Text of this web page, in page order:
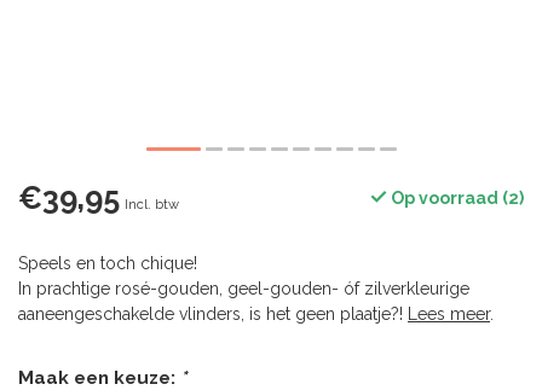
€39,95 Incl. btw Op voorraad (2)
Speels en toch chique!
In prachtige rosé-gouden, geel-gouden- óf zilverkleurige
aaneengeschakelde vlinders, is het geen plaatje?!
Lees meer.
Maak een keuze: *